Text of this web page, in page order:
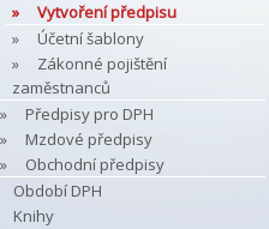
Vytvoření předpisu
Účetní šablony
Zákonné pojištění
zaměstnanců
Předpisy pro DPH
Mzdové předpisy
Obchodní předpisy
Období DPH
Knihy